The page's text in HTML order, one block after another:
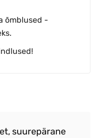
õmblused -
suurepärane